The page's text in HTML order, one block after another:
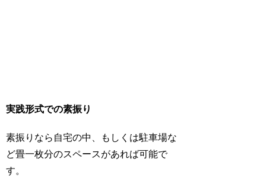
実践形式での素振り
素振りなら自宅の中、もしくは駐車場な
ど畳一枚分のスペースがあれば可能で
す。